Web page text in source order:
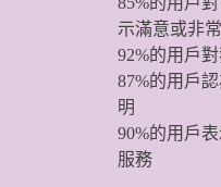
示滿意或非
92%的用戶
87%的用戶
明
90%的用戶
服務